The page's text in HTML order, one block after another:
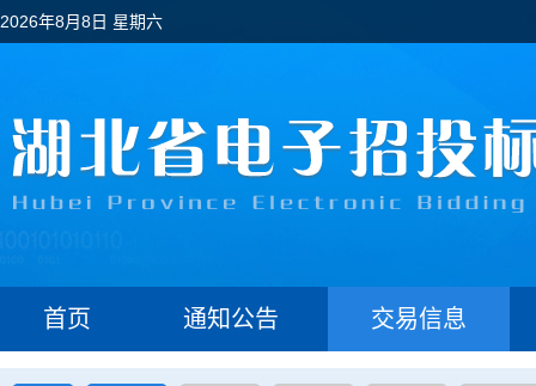
2026年8月8日 星期六
首页 通知公告 交易信息